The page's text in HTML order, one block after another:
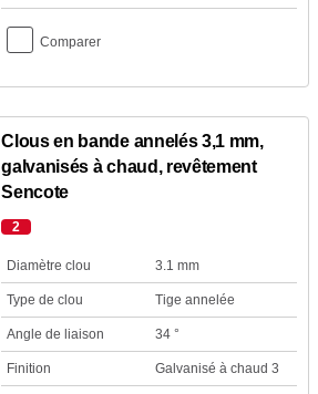
Comparer
Clous en bande annelés 3,1 mm,
galvanisés à chaud, revêtement
Sencote
2
Diamètre clou 3.1 mm
Type de clou Tige annelée
Angle de liaison 34 °
Finition Galvanisé à chaud 3